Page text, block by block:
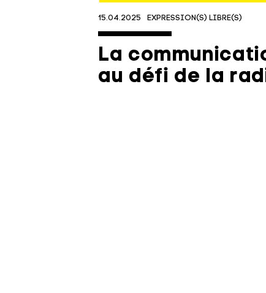
15.04.2025 EXPRESSION(S) LIBRE(S)
La
au défi de la